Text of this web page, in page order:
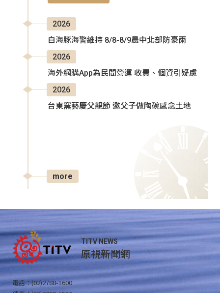
2026
白海豚海警維持 8/8-8/9晨中北部防豪雨
2026
海外網購App為民間營運 收費、個資引疑慮
2026
台東窯藝慶父親節 邀父子做陶碗感念土地
more
TITV NEWS
原視新聞網
電話：(02)2788-1600